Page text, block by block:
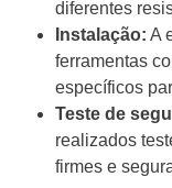
diferentes
Instalação: A
ferramentas
específicos
Teste de
realizados
firmes e